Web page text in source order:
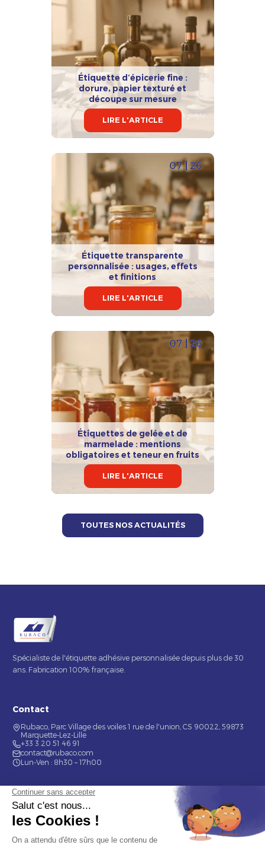
Étiquette d’épicerie fine :
dorure, papier texturé et
découpe sur mesure
LIRE L'ARTICLE
07 | 26
Étiquette transparente
personnalisée : usages, effets
et finitions
LIRE L'ARTICLE
07 | 26
Étiquettes de gelée et de
marmelade : mentions
obligatoires et teneur en fruits
LIRE L'ARTICLE
TOUTES NOS ACTUALITÉS
Spécialiste de l'étiquette adhésive personnalisée depuis plus de 30
ans. Fabrication 100% française.
Contact
Rubaco, Parc Village des voiles 1 rue de l'union, CS 90022, 59873
Marquette-Lez-Lille
+33 3 20 51 46 91
contact@rubaco.com
Lun-Ven : 8h30 – 17h00
Nos services
Étiquette alimentaire
Étiquette de bouteilles